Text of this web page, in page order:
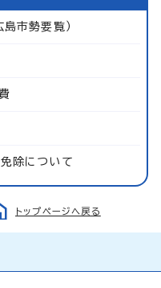
市勢要覧）
除について
トップページへ戻る